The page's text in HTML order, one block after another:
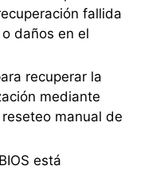
fallida
daños en el
recuperar la
mediante
manual de
está